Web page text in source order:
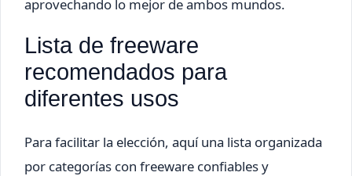
aprovechando lo mejor de ambos mundos.
Lista de freeware
recomendados para
diferentes usos
Para facilitar la elección, aquí una lista organizada
por categorías con freeware confiables y